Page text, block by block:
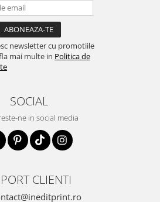
newsletter cu promotiile
mai multe in Politica de
SOCIAL
ne in social media
CLIENTI